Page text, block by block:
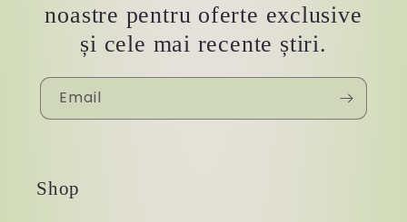
noastre pentru oferte exclusive
și cele mai recente știri.
Email
Shop